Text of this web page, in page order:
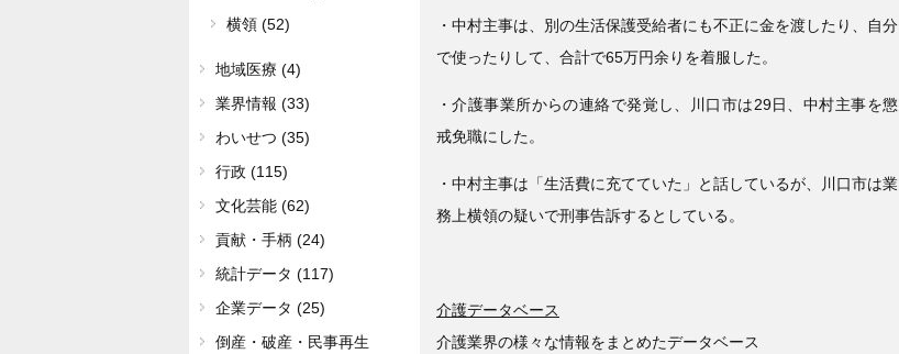
o
k
・中村主事は、別の生活保護受給者にも不正に金を渡したり、自分
で使ったりして、合計で65万円余りを着服した。
・介護事業所からの連絡で発覚し、川口市は29日、中村主事を懲
戒免職にした。
・中村主事は「生活費に充てていた」と話しているが、川口市は業
務上横領の疑いで刑事告訴するとしている。
介護データベース
介護業界の様々な情報をまとめたデータベース
横領 (52)
地域医療 (4)
業界情報 (33)
わいせつ (35)
行政 (115)
文化芸能 (62)
貢献・手柄 (24)
統計データ (117)
企業データ (25)
倒産・破産・民事再生